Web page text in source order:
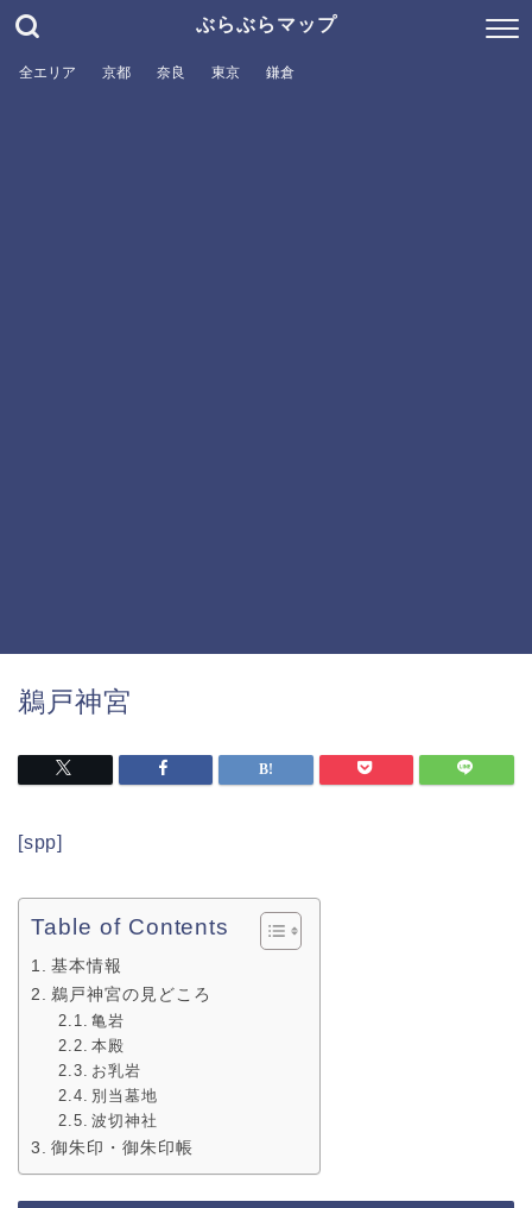
ぶらぶらマップ
全エリア 京都 奈良 東京 鎌倉
鵜戸神宮
[spp]
Table of Contents
基本情報
鵜戸神宮の見どころ
亀岩
本殿
お乳岩
別当墓地
波切神社
御朱印・御朱印帳